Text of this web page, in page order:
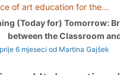
of art education for the...
(Today for) Tomorrow:
between the Classroom
6 mjeseci od Martina Gajšek